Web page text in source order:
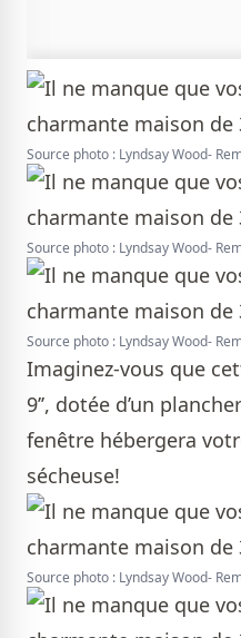
Source photo : Lyndsay Wood-
Source photo : Lyndsay Wood-
Source photo : Lyndsay Wood-
Imaginez-vous que
9’’, dotée d’un
fenêtre hébergera
sécheuse!
Source photo : Lyndsay Wood-